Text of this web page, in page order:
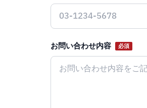
お問い合わせ内容 必須